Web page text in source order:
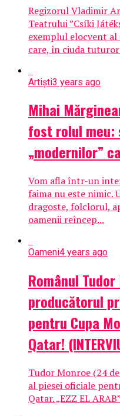
Regizorul Vladimir
Teatrului ”Csíki
exemplul elocvent
care, în ciuda
Artiști3 years ago
Mihai
fost rolul meu:
„modernilor”
Vom afla într-un
faima nu este nimic.
dragoste, folclorul,
oamenii reîncep...
Oameni4 years ago
Românul
producătorul
pentru Cupa
Qatar!
Tudor Monroe (24
al piesei oficiale
Qatar. „EZZ EL